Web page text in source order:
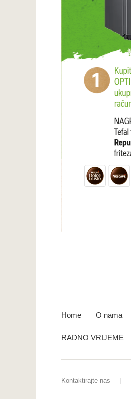
Home O nama
RADNO VRIJEME
Kontaktirajte nas